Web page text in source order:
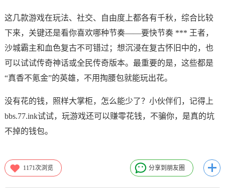
这几款游戏在玩法、社交、自由度上都各有千秋，综合比较
下来，关键还是看你喜欢哪种节奏——要快节奏 *** 王者，
沙城霸主和血色复古不可错过；想沉浸在复古怀旧中的，也
可以试试传奇神话或全民传奇版本。最重要的是，这些都是
“真香不氪金”的英雄，不用掏腰包就能玩出花。
没有花的钱，照样大掌柜，怎么能少了？小伙伴们，记得上
bbs.77.ink试试，玩游戏还可以赚零花钱，不骗你，是真的坑
不掉的钱包。
1171次浏览 分享到朋友圈